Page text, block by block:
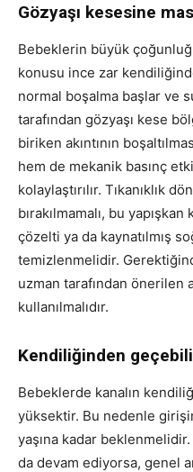
Gözyaşı kesesine
Bebeklerin büyük
konusu ince zar
normal boşalma başlar ve
tarafından gözyaşı kese
biriken akıntının
hem de mekanik basınç
kolaylaştırılır. Tıkanıklık
bırakılmamalı, bu
çözelti ya da kaynatılmış
temizlenmelidir.
uzman tarafından önerilen
kullanılmalıdır.
Kendiliğinden
Bebeklerde kanalın
yüksektir. Bu nedenle
yaşına kadar
da devam ediyorsa, genel